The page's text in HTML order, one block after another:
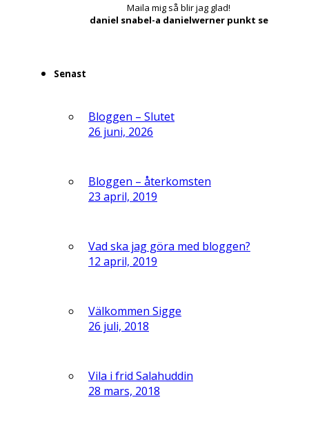
Maila mig så blir jag glad!
daniel snabel-a danielwerner punkt se
Senast
Bloggen – Slutet
26 juni, 2026
Bloggen – återkomsten
23 april, 2019
Vad ska jag göra med bloggen?
12 april, 2019
Välkommen Sigge
26 juli, 2018
Vila i frid Salahuddin
28 mars, 2018